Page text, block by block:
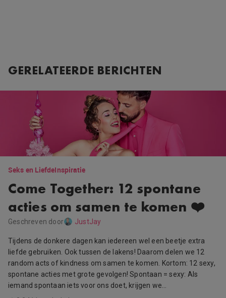
GERELATEERDE BERICHTEN
Seks en LiefdeInspiratie
Come Together: 12 spontane
acties om samen te komen ❤️
Geschreven door JustJay
Tijdens de donkere dagen kan iedereen wel een beetje extra
liefde gebruiken. Ook tussen de lakens! Daarom delen we 12
random acts of kindness om samen te komen. Kortom: 12 sexy,
spontane acties met grote gevolgen! Spontaan = sexy​: Als
iemand spontaan iets voor ons doet, krijgen we…